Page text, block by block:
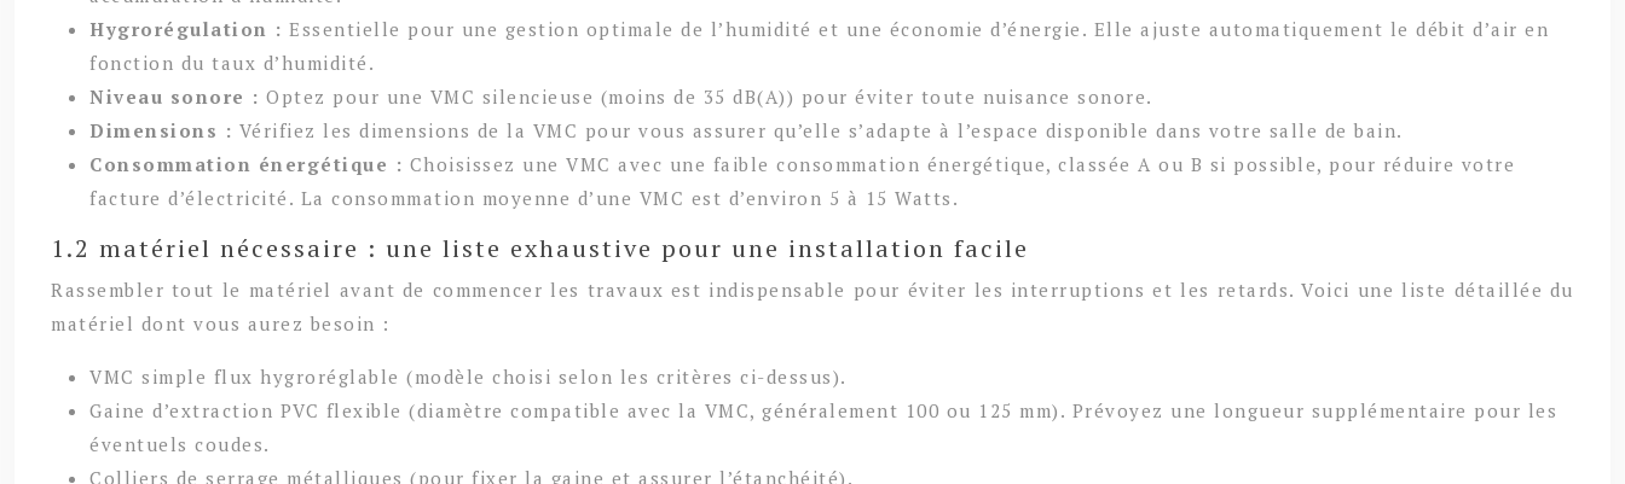
Hygrorégulation : Essentielle pour une gestion optimale de l’humidité et une économie d’énergie. Elle ajuste automatiquement le débit d’air en
fonction du taux d’humidité.
Niveau sonore : Optez pour une VMC silencieuse (moins de 35 dB(A)) pour éviter toute nuisance sonore.
Dimensions : Vérifiez les dimensions de la VMC pour vous assurer qu’elle s’adapte à l’espace disponible dans votre salle de bain.
Consommation énergétique : Choisissez une VMC avec une faible consommation énergétique, classée A ou B si possible, pour réduire votre
facture d’électricité. La consommation moyenne d’une VMC est d’environ 5 à 15 Watts.
1.2 matériel nécessaire : une liste exhaustive pour une installation facile
Rassembler tout le matériel avant de commencer les travaux est indispensable pour éviter les interruptions et les retards. Voici une liste détaillée du
matériel dont vous aurez besoin :
VMC simple flux hygroréglable (modèle choisi selon les critères ci-dessus).
Gaine d’extraction PVC flexible (diamètre compatible avec la VMC, généralement 100 ou 125 mm). Prévoyez une longueur supplémentaire pour les
éventuels coudes.
Colliers de serrage métalliques (pour fixer la gaine et assurer l’étanchéité).